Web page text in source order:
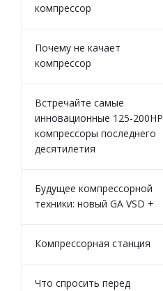
компрессор
Почему не качает
компрессор
Встречайте самые
инновационные 125-200HP
компрессоры последнего
десятилетия
Будущее компрессорной
техники: новый GA VSD +
Компрессорная станция
Что спросить перед